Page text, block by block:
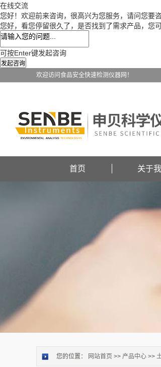
在线交流
您好！欢迎前来咨询，很高兴为您服务，请问您要
您好，看您停留很久了，是否找到了需求产品，您
可按Enter键发起咨询
发起咨询
欢迎访问食品安全快速检测仪器网！
首页 关于我
您的位置： 网站首页 >> 产品中心 >>